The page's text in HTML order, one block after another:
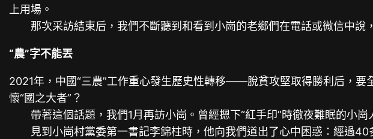
上用場。
那次采訪結束后，我們不斷聽到和看到小崗的老鄉們在電話或微信中說
“農”字不能丟
2021年，中國“三農”工作重心發生歷史性轉移——脫貧攻堅取得勝利后，要
懷“國之大者”？
帶著這個話題，我們1月再訪小崗。曾經摁下“紅手印”時徹夜難眠的小崗
見到小崗村黨委第一書記李錦柱時，他向我們道出了心中困惑：經過40